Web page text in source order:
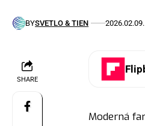
BYSVETLO & TIEN 2026.02.09.
SHARE
Moderná